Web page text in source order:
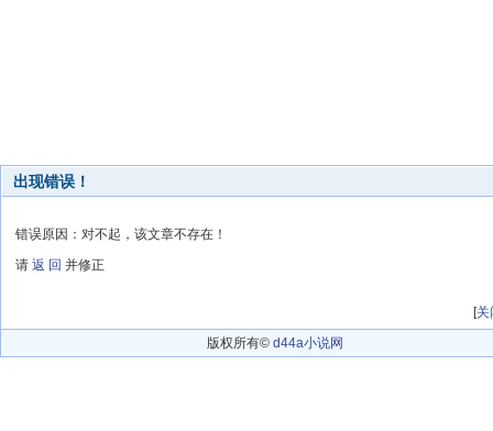
出现错误！
错误原因：对不起，该文章不存在！
请 返 回 并修正
[关
版权所有© d44a小说网